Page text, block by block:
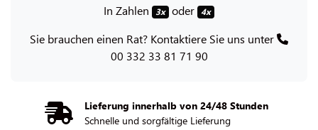
In Zahlen 3x oder 4x
Sie brauchen einen Rat? Kontaktiere Sie uns unter
00 332 33 81 71 90
Lieferung innerhalb von 24/48 Stunden
Schnelle und sorgfältige Lieferung